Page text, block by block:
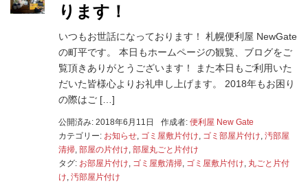
ります！
いつもお世話になっております！ 札幌便利屋 NewGate
の町平です。 本日もホームページの観覧、ブログをご
覧頂きありがとうございます！ また本日もご利用いた
だいた皆様心よりお礼申し上げます。 2018年もお困り
の際はご […]
公開済み: 2018年6月11日 作成者: 便利屋 New Gate
カテゴリー: お知らせ, ゴミ屋敷片付け, ゴミ部屋片付け, 汚部屋
清掃, 部屋の片付け, 部屋丸ごと片付け
タグ: お部屋片付け, ゴミ屋敷清掃, ゴミ屋敷片付け, 丸ごと片付
け, 汚部屋片付け